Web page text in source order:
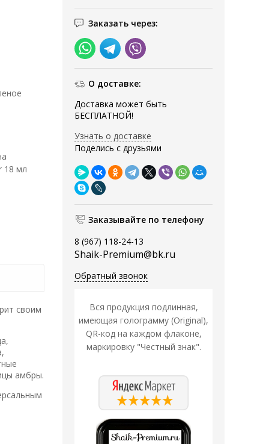
Заказать через:
О доставке:
Доставка может быть
БЕСПЛАТНОЙ!
Узнать о доставке
Поделись с друзьями
Заказывайте по телефону
8 (967) 118-24-13
Shaik-Premium@bk.ru
Обратный звонок
Вся продукция подлинная,
имеющая голограмму (Original),
QR-код на каждом флаконе,
маркировку "Честный знак".
18 мл
своим
амбры.